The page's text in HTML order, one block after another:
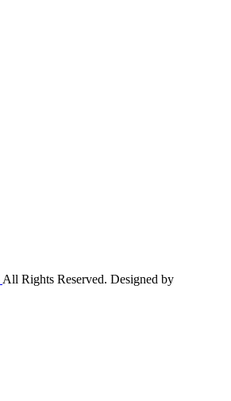
All Rights Reserved. Designed by